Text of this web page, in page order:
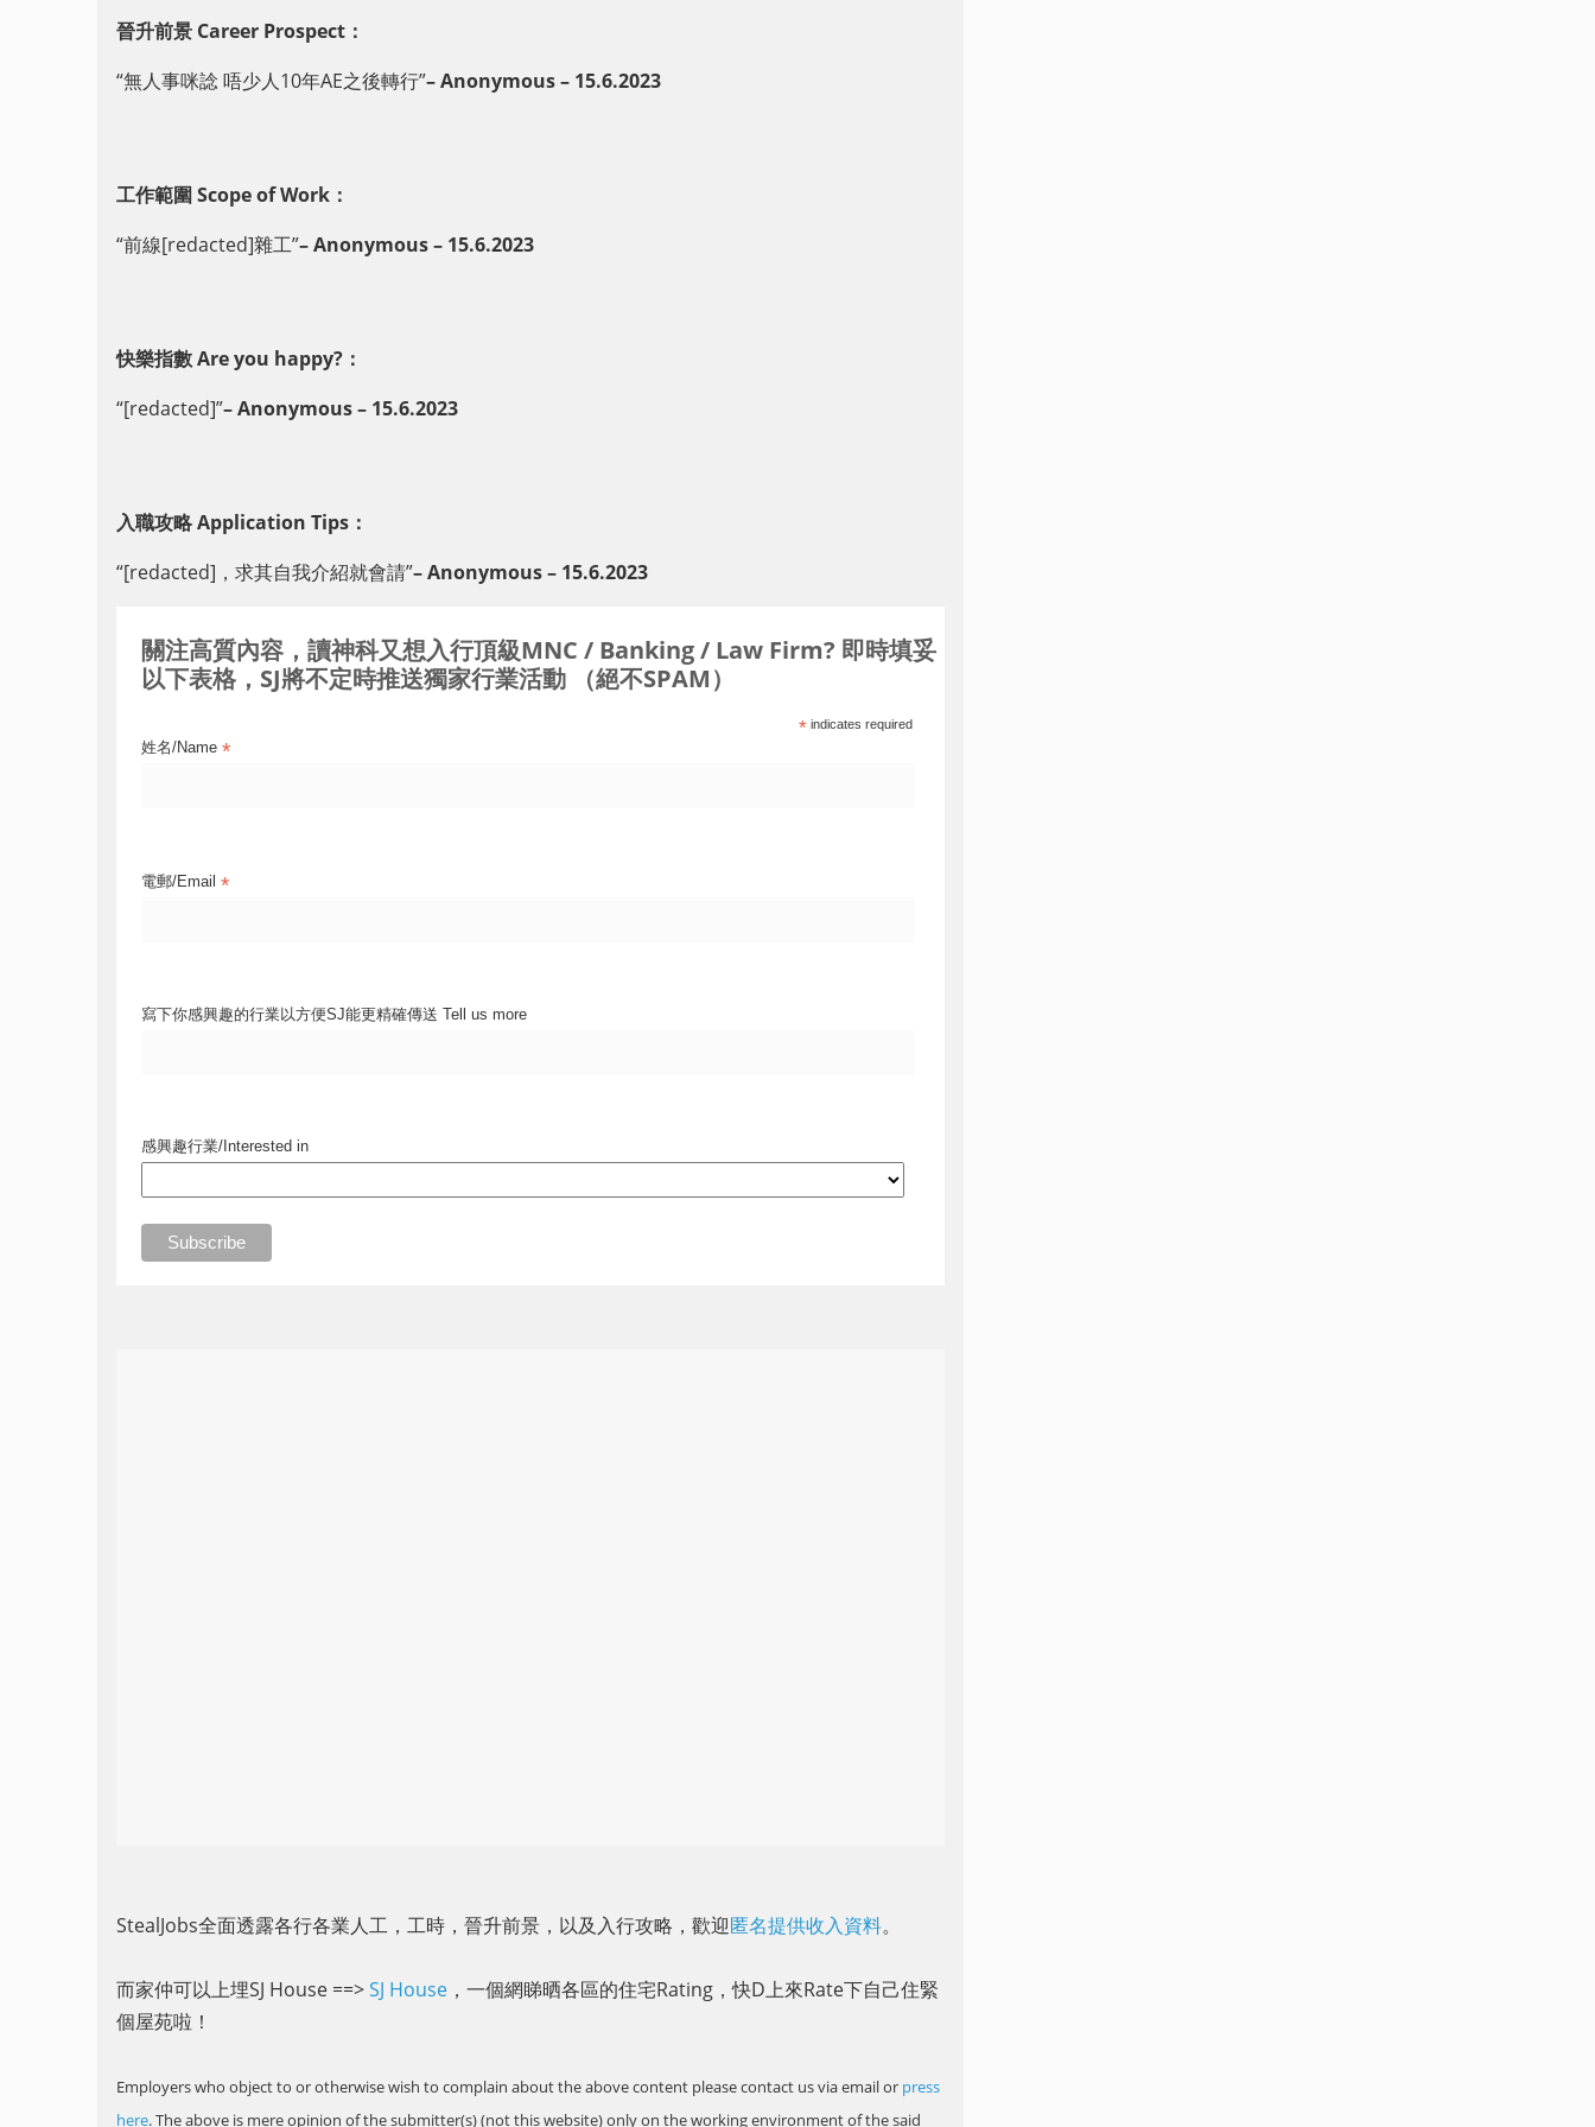
晉升前景 Career Prospect：
“無人事咪諗 唔少人10年AE之後轉行”– Anonymous – 15.6.2023
工作範圍 Scope of Work：
“前線[redacted]雜工”– Anonymous – 15.6.2023
快樂指數 Are you happy?：
“[redacted]”– Anonymous – 15.6.2023
入職攻略 Application Tips：
“[redacted]，求其自我介紹就會請”– Anonymous – 15.6.2023
關注高質內容，讀神科又想入行頂級MNC / Banking / Law Firm? 即時填妥
以下表格，SJ將不定時推送獨家行業活動 （絕不SPAM）
*indicates required
姓名/Name *
電郵/Email *
寫下你感興趣的行業以方便SJ能更精確傳送 Tell us more
感興趣行業/Interested in
StealJobs全面透露各行各業人工，工時，晉升前景，以及入行攻略，歡迎匿名提供收入資料。
而家仲可以上埋SJ House ==>SJ House ，一個網睇晒各區的住宅Rating，快D上來Rate下自己住緊
個屋苑啦！
Employers who object to or otherwise wish to complain about the above content please contact us via email or press
here.The above is mere opinion of the submitter(s) (not this website) only on the working environment of the said